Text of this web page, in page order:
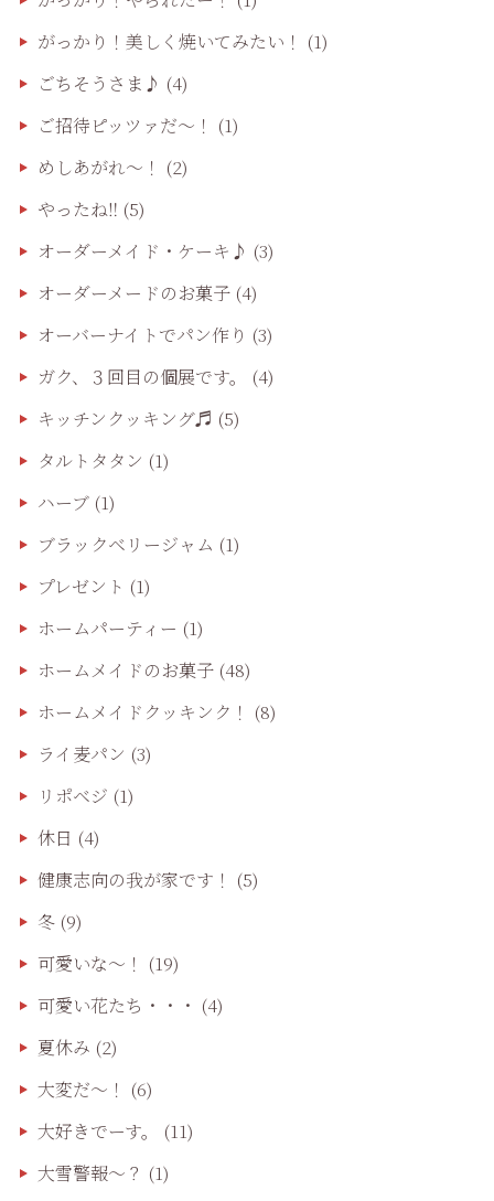
がっかり！美しく焼いてみたい！ (1)
ごちそうさま♪ (4)
ご招待ピッツァだ〜！ (1)
めしあがれ～！ (2)
やったね‼️ (5)
オーダーメイド・ケーキ♪ (3)
オーダーメードのお菓子(4)
オーバーナイトでパン作り (3)
ガク、３回目の個展です。
(4)
キッチンクッキング♬ (5)
タルトタタン (1)
ハーブ(1)
ブラックベリージャム (1)
プレゼント (1)
ホームパーティー (1)
ホームメイドのお菓子(48)
ホームメイドクッキンク！ (8)
ライ麦パン (3)
リポベジ (1)
休日 (4)
健康志向の我が家です！ (5)
冬(9)
可愛いな〜！ (19)
可愛い花たち・・・ (4)
夏休み (2)
大変だ〜！ (6)
大好きでーす。
(11)
大雪警報〜？ (1)